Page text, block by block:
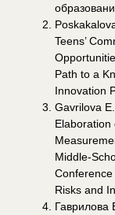
Teens’
Path to a
Innovation
Gavrilova
Middle-
Risks and
Гаврилова